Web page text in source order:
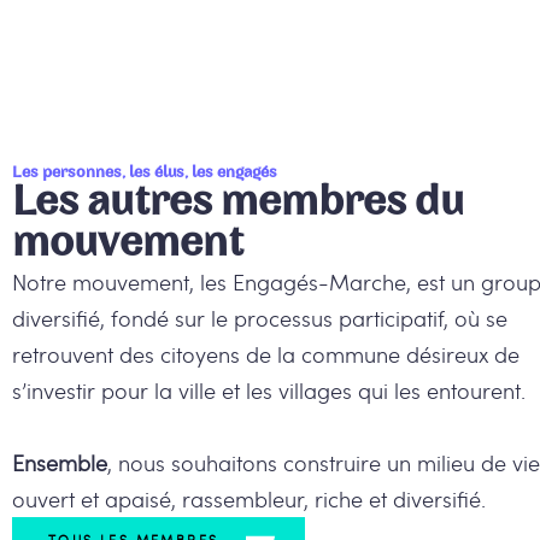
Les personnes, les élus, les engagés
Les autres membres du
mouvement
Notre mouvement, les Engagés-Marche, est un
diversifié, fondé sur le processus participatif, où se
retrouvent des citoyens de la commune désireux de
s’investir pour la ville et les villages qui les entourent.
Ensemble, nous souhaitons construire un milieu de vie
ouvert et apaisé, rassembleur, riche et diversifié.